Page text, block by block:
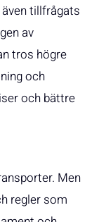
tillfrågats
av
tros högre
och
och bättre
Men
regler som